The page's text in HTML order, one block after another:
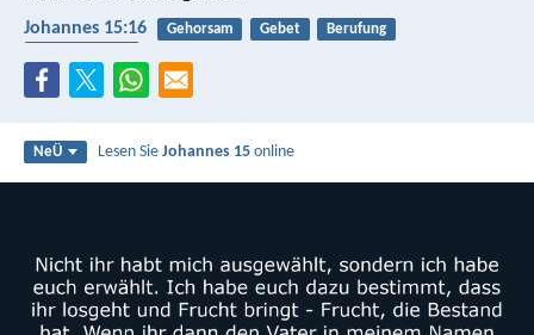
Johannes 15:16 Gehorsam Gebet
Berufung
NeÜ Lesen SieJohannes 15 online